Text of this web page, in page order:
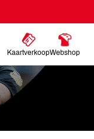
KaartverkoopWebshop